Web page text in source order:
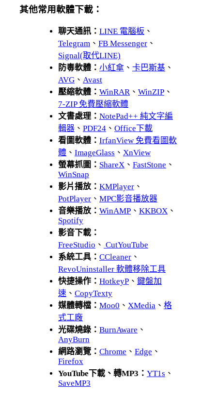
其他常用軟體下載：
聊天通訊： LINE 電腦板 、
Telegram 、 FB Messenger 、
Signal(取代LINE)
防毒軟體： 小紅傘 、 卡巴斯基 、
AVG 、 Avast
壓縮軟體： WinRAR、 WinZIP 、
7-ZIP 免費壓縮軟體
文書處理： NotePad++ 純文字編
輯器 、 PDF24 、 Office下載
看圖軟體： IrfanView 免費看圖軟
體 、 ImageGlass 、 XnView
螢幕抓圖： ShareX 、 FastStone 、
WinSnap
影片播放： KMPlayer 、
PotPlayer 、 MPC影音播放器
音樂播放： WinAMP 、 KKBOX 、
Spotify
影音下載：
FreeStudio 、 CutYouTube
系統工具： CCleaner 、
RevoUninstaller 軟體移除工具
快捷操作： HotkeyP 、 鍵盤加
速 、 CopyTexty
媒體轉檔： Moo0 、 XMedia 、 格
式工廠
光碟燒錄： BurnAware 、
AnyBurn
網路瀏覽： Chrome 、 Edge 、
Firefox
YouTube下載、轉MP3： YT1s 、
SaveMP3